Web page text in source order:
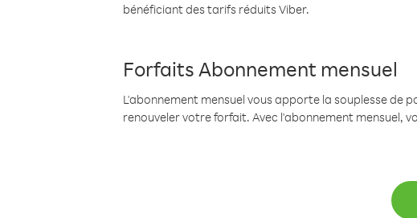
bénéficiant des tarifs réduits Viber.
Forfaits Abonnement mensuel
L'abonnement mensuel vous apporte la souplesse de
renouveler votre forfait. Avec l'abonnement mensuel,